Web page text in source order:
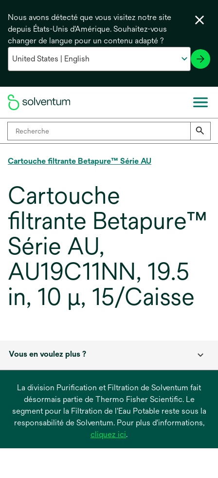
Nous avons détecté que vous visitez notre site
depuis États-Unis d'Amérique. Souhaitez-vous
changer de langue pour un contenu adapté ?
Cartouche filtrante Betapure™ Série AU
Cartouche
filtrante Betapure™
Série AU,
AU19C11NN, 19.5
in, 10 µ, 15/Caisse
Vous en voulez plus ?
La division Purification et Filtration de Solventum fait
désormais partie de Thermo Fisher Scientific. Le
segment pour la Filtration de l'Eau Potable reste sous la
responsabilité de Solventum. Pour plus d'informations,
cliquez icis’ouvre
.